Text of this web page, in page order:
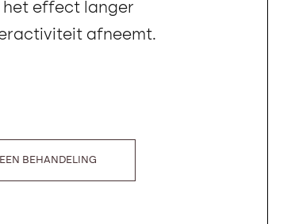
het effect langer
afneemt.
BEHANDELING